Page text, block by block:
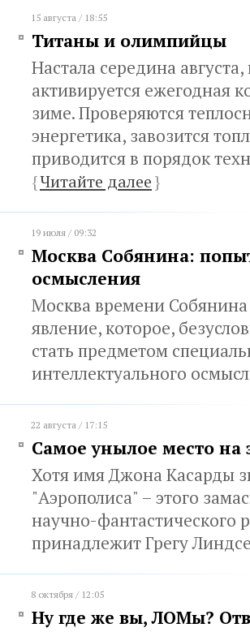
15 августа / 18:55
Титаны и олимпийцы
Настала середина
активируется ежегодная
зиме. Проверяются
энергетика, завозится
приводится в порядок
{Читайте далее}
19 июля / 09:32
Москва Собянина:
осмысления
Москва времени
явление, которое,
стать предметом
интеллектуального
22 августа / 17:15
Самое унылое место на
Хотя имя Джона Касарды
"Аэрополиса" – этого
научно-фантастического
принадлежит Грегу
8 октября / 12:05
Ну где же вы, ЛОМы?